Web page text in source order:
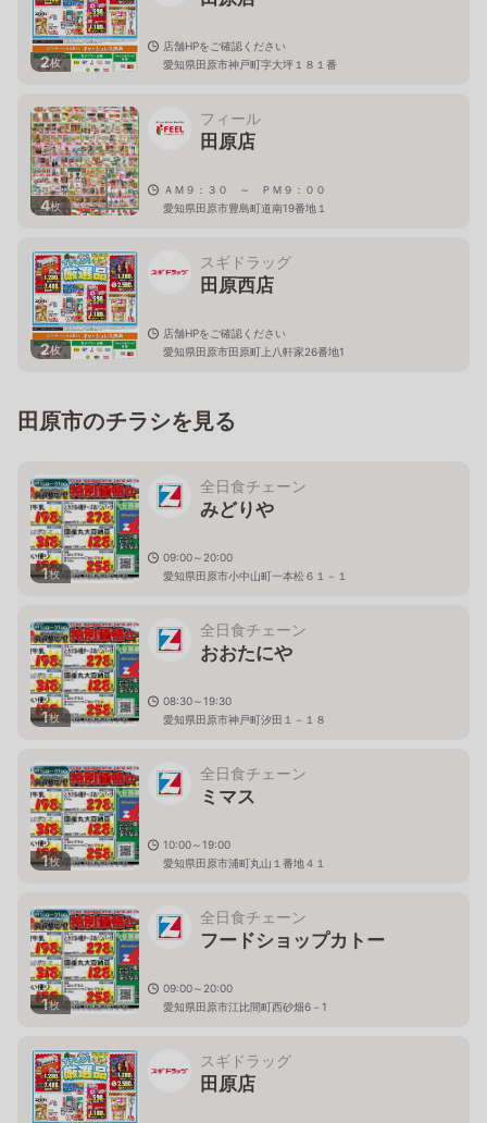
2枚
店舗HPをご確認ください
愛知県田原市神戸町字大坪１８１番
4枚
フィール
田原店
ＡＭ９：３０ ～ ＰＭ９：００
愛知県田原市豊島町道南19番地１
2枚
スギドラッグ
田原西店
店舗HPをご確認ください
愛知県田原市田原町上八軒家26番地1
田原市のチラシを見る
1枚
全日食チェーン
みどりや
09:00～20:00
愛知県田原市小中山町一本松６１－１
1枚
全日食チェーン
おおたにや
08:30～19:30
愛知県田原市神戸町汐田１－１８
1枚
全日食チェーン
ミマス
10:00～19:00
愛知県田原市浦町丸山１番地４１
1枚
全日食チェーン
フードショップカトー
09:00～20:00
愛知県田原市江比間町西砂畑6－1
スギドラッグ
田原店